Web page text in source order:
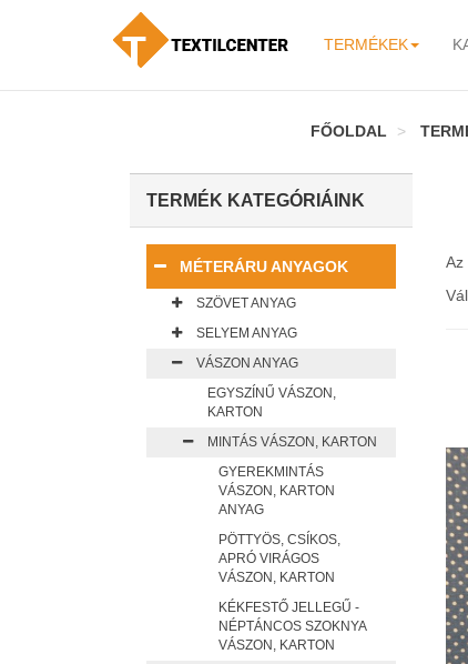
TERMÉKEK
FŐOLDAL
Az
TERMÉK KATEGÓRIÁINK
MÉTERÁRU ANYAGOK
SZÖVET ANYAG
SELYEM ANYAG
VÁSZON ANYAG
EGYSZÍNŰ VÁSZON,
KARTON
MINTÁS VÁSZON, KARTON
GYEREKMINTÁS
VÁSZON, KARTON
ANYAG
PÖTTYÖS, CSÍKOS,
APRÓ VIRÁGOS
VÁSZON, KARTON
KÉKFESTŐ JELLEGŰ -
NÉPTÁNCOS SZOKNYA
VÁSZON, KARTON